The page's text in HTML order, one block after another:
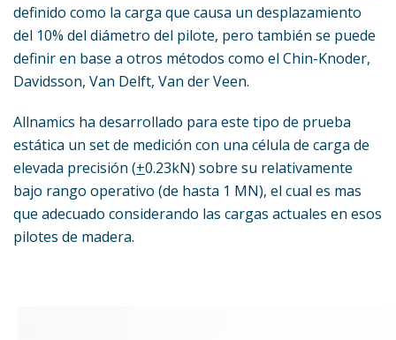
definido como la carga que causa un desplazamiento
del 10% del diámetro del pilote, pero también se puede
definir en base a otros métodos como el Chin-Knoder,
Davidsson, Van Delft, Van der Veen.
Allnamics ha desarrollado para este tipo de prueba
estática un set de medición con una célula de carga de
elevada precisión (+0.23kN) sobre su relativamente
bajo rango operativo (de hasta 1 MN), el cual es mas
que adecuado considerando las cargas actuales en esos
pilotes de madera.